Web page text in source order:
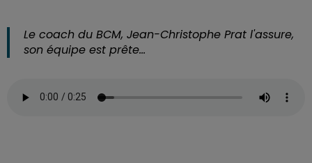
Le coach du BCM, Jean-Christophe Prat l'assure,
son équipe est prête...